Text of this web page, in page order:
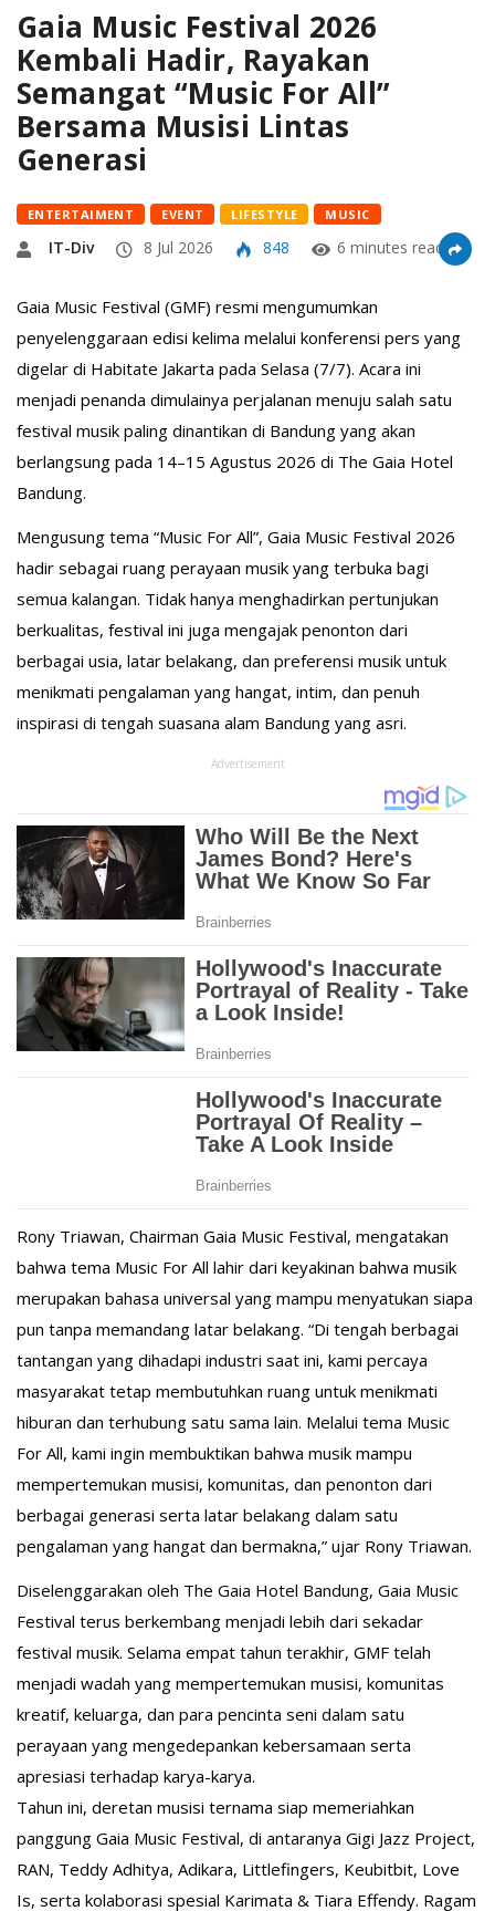
Gaia Music Festival 2026
Kembali Hadir, Rayakan
Semangat “Music For All”
Bersama Musisi Lintas
Generasi
ENTERTAIMENT EVENT LIFESTYLE MUSIC
IT-Div 8 Jul 2026 848 6 minutes read
Gaia Music Festival (GMF) resmi mengumumkan
penyelenggaraan edisi kelima melalui konferensi pers yang
digelar di Habitate Jakarta pada Selasa (7/7). Acara ini
menjadi penanda dimulainya perjalanan menuju salah satu
festival musik paling dinantikan di Bandung yang akan
berlangsung pada 14–15 Agustus 2026 di The Gaia Hotel
Bandung.
Mengusung tema “Music For All”, Gaia Music Festival 2026
hadir sebagai ruang perayaan musik yang terbuka bagi
semua kalangan. Tidak hanya menghadirkan pertunjukan
berkualitas, festival ini juga mengajak penonton dari
berbagai usia, latar belakang, dan preferensi musik untuk
menikmati pengalaman yang hangat, intim, dan penuh
inspirasi di tengah suasana alam Bandung yang asri.
Advertisement
Rony Triawan, Chairman Gaia Music Festival, mengatakan
bahwa tema Music For All lahir dari keyakinan bahwa musik
merupakan bahasa universal yang mampu menyatukan siapa
pun tanpa memandang latar belakang. “Di tengah berbagai
tantangan yang dihadapi industri saat ini, kami percaya
masyarakat tetap membutuhkan ruang untuk menikmati
hiburan dan terhubung satu sama lain. Melalui tema Music
For All, kami ingin membuktikan bahwa musik mampu
mempertemukan musisi, komunitas, dan penonton dari
berbagai generasi serta latar belakang dalam satu
pengalaman yang hangat dan bermakna,” ujar Rony Triawan.
Diselenggarakan oleh The Gaia Hotel Bandung, Gaia Music
Festival terus berkembang menjadi lebih dari sekadar
festival musik. Selama empat tahun terakhir, GMF telah
menjadi wadah yang mempertemukan musisi, komunitas
kreatif, keluarga, dan para pencinta seni dalam satu
perayaan yang mengedepankan kebersamaan serta
apresiasi terhadap karya-karya.
Tahun ini, deretan musisi ternama siap memeriahkan
panggung Gaia Music Festival, di antaranya Gigi Jazz Project,
RAN, Teddy Adhitya, Adikara, Littlefingers, Keubitbit, Love
Is, serta kolaborasi spesial Karimata & Tiara Effendy. Ragam